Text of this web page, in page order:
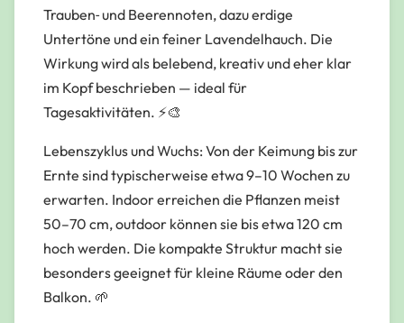
Trauben‑ und Beerennoten, dazu erdige
Untertöne und ein feiner Lavendelhauch. Die
Wirkung wird als belebend, kreativ und eher klar
im Kopf beschrieben — ideal für
Tagesaktivitäten. ⚡🎨
Lebenszyklus und Wuchs: Von der Keimung bis zur
Ernte sind typischerweise etwa 9–10 Wochen zu
erwarten. Indoor erreichen die Pflanzen meist
50–70 cm, outdoor können sie bis etwa 120 cm
hoch werden. Die kompakte Struktur macht sie
besonders geeignet für kleine Räume oder den
Balkon. 🌱